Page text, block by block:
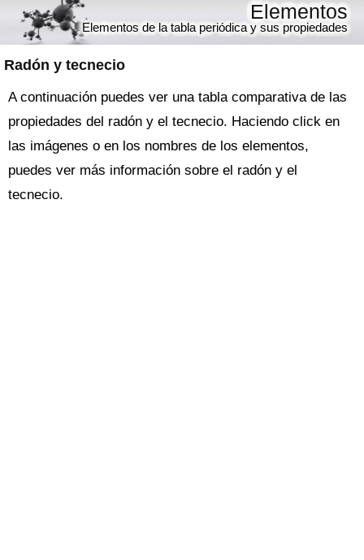
Radón y tecnecio
Elementos
Elementos de la tabla periódica y sus propiedades
A continuación puedes ver una tabla comparativa de las
propiedades del radón y el tecnecio. Haciendo click en
las imágenes o en los nombres de los elementos,
puedes ver más información sobre el radón y el
tecnecio.